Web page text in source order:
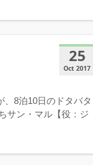
25
Oct 2017
、8泊10日のドタバタ
サン・マル【役：ジ